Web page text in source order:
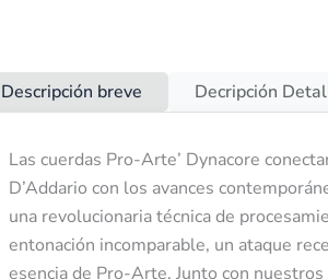
Descripción breve Decripción
Las cuerdas Pro-Arte’ Dynacore
D’Addario con los avances
una revolucionaria técnica de
entonación incomparable, un ataque
esencia de Pro-Arte. Junto con
El Juego de
niveles
un tono